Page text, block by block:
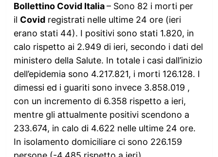
Bollettino Covid Italia– Sono 82 i morti per
il Covidregistrati nelle ultime 24 ore (ieri
erano stati 44). I positivi sono stati 1.820, in
calo rispetto ai 2.949 di ieri, secondo i dati del
ministero della Salute. In totale i casi dall’inizio
dell’epidemia sono 4.217.821, i morti 126.128. I
dimessi ed i guariti sono invece 3.858.019 ,
con un incremento di 6.358 rispetto a ieri,
mentre gli attualmente positivi scendono a
233.674, in calo di 4.622 nelle ultime 24 ore.
In isolamento domiciliare ci sono 226.159